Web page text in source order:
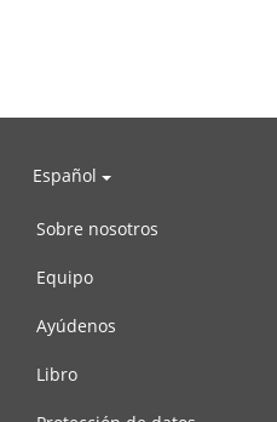
Español
Sobre nosotros
Equipo
Ayúdenos
Libro